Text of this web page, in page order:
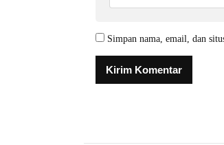
Simpan nama, email, dan